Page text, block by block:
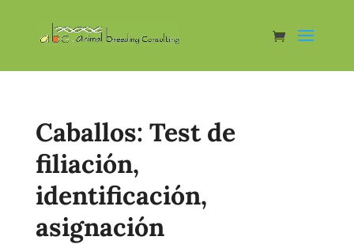
Caballos: Test de
filiación,
identificación,
asignación